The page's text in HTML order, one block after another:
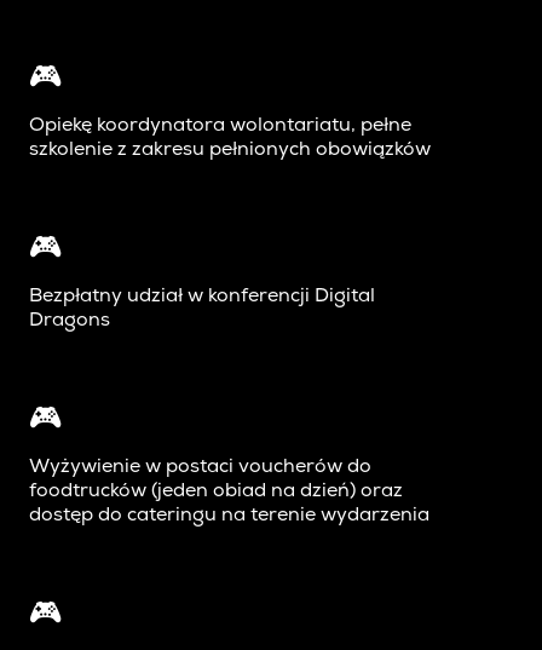
🎮
Opiekę koordynatora wolontariatu, pełne
szkolenie z zakresu pełnionych obowiązków
🎮
Bezpłatny udział w konferencji Digital
Dragons
🎮
Wyżywienie w postaci voucherów do
foodtrucków (jeden obiad na dzień) oraz
dostęp do cateringu na terenie wydarzenia
🎮